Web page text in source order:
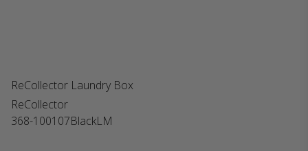
ReCollector Laundry Box
ReCollector
368-100107BlackLM